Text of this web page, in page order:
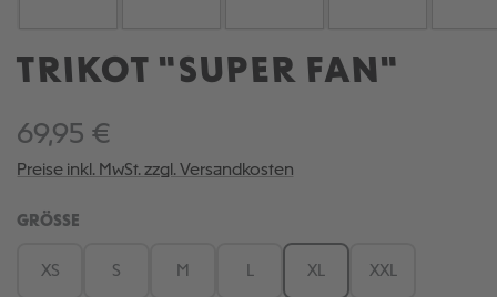
TRIKOT "SUPER FAN"
69,95 €
Preise inkl. MwSt. zzgl. Versandkosten
GRÖSSE
XS S M XL XXL